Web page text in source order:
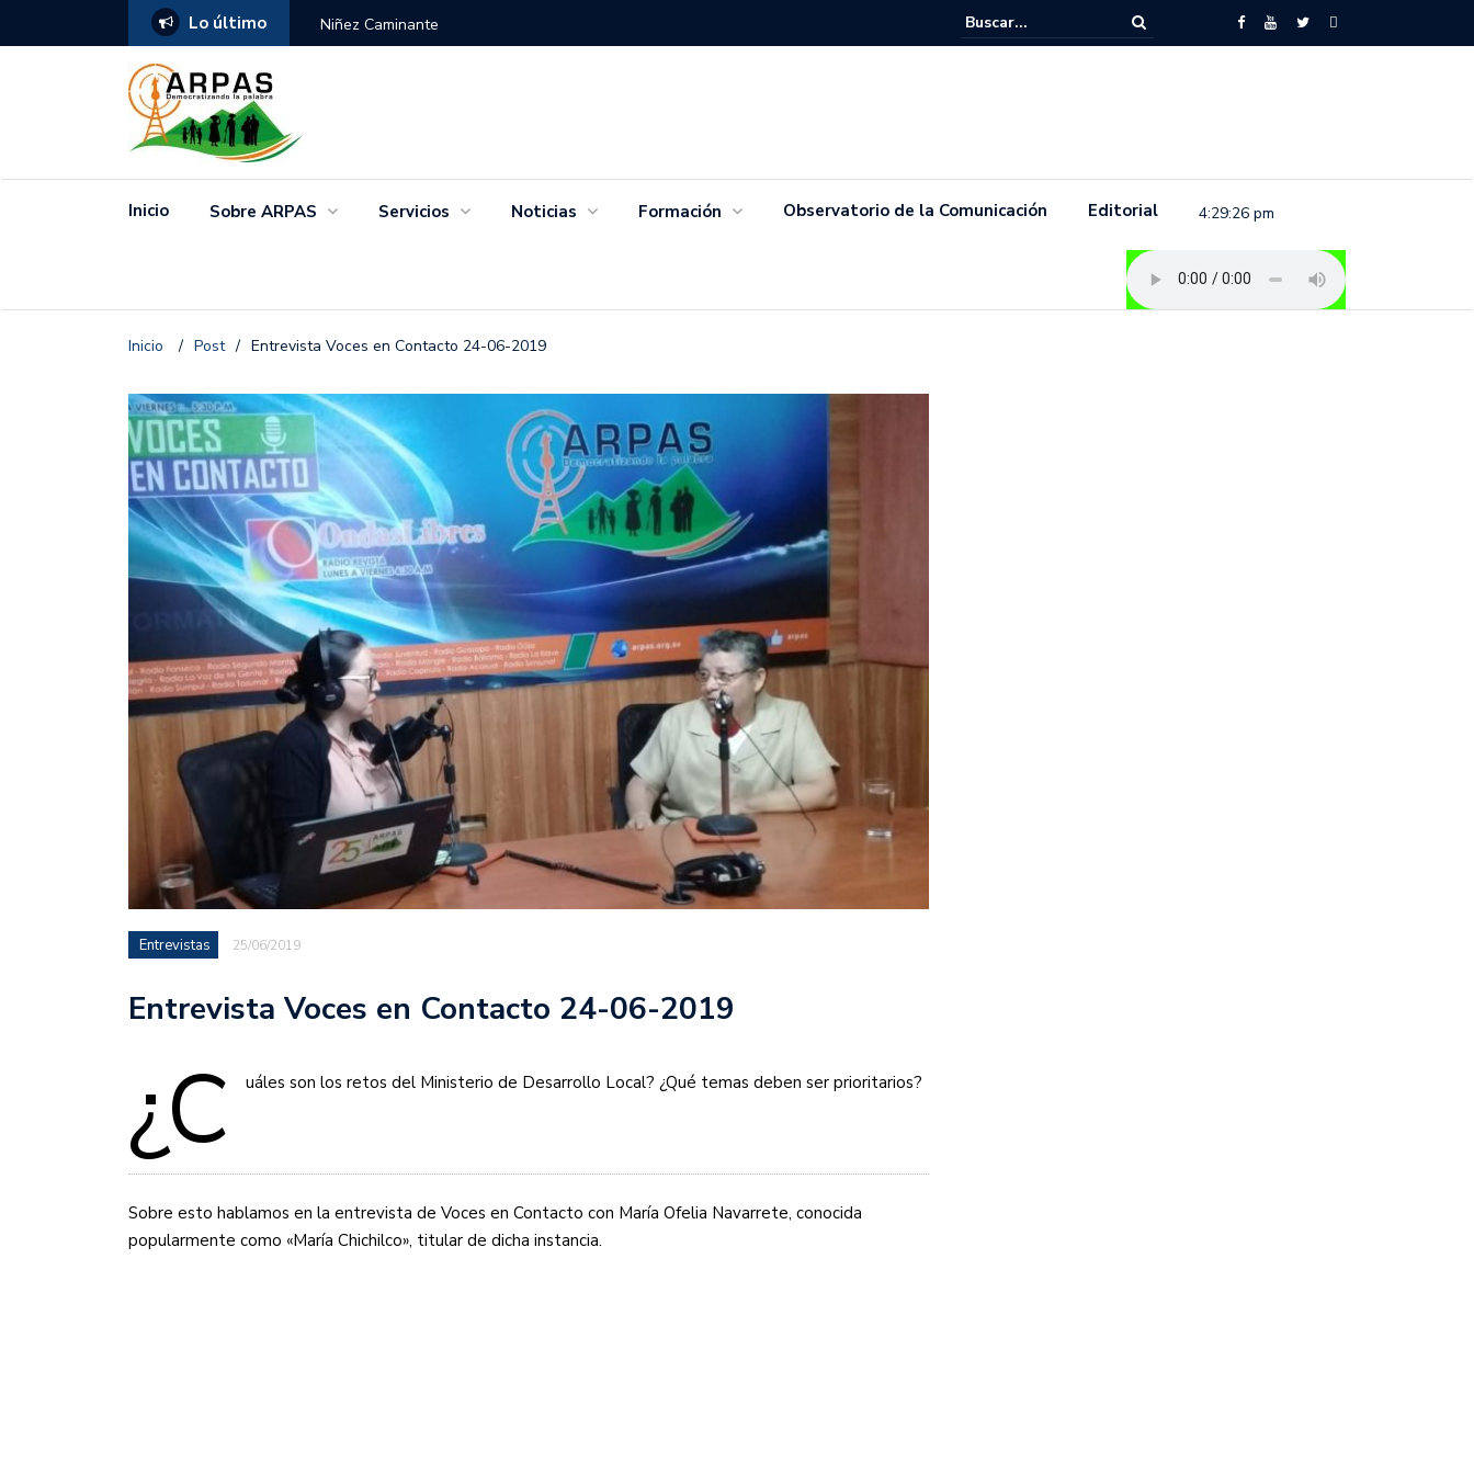
Lo último Niñez Caminante
Movimiento feminista se pronuncia previo a la conmemoración del 8 de marzo
Salvador.
Inicio Sobre ARPAS Servicios Noticias Formación Observatorio de la Comunicación Editorial 4:29:27 pm
Inicio / Post / Entrevista Voces en Contacto 24-06-2019
Entrevistas 25/06/2019
Entrevista Voces en Contacto 24-06-2019
¿C uáles son los retos del Ministerio de Desarrollo Local? ¿Qué temas deben ser prioritarios?
Sobre esto hablamos en la entrevista de Voces en Contacto con María Ofelia Navarrete, conocida
popularmente como «María Chichilco», titular de dicha instancia.